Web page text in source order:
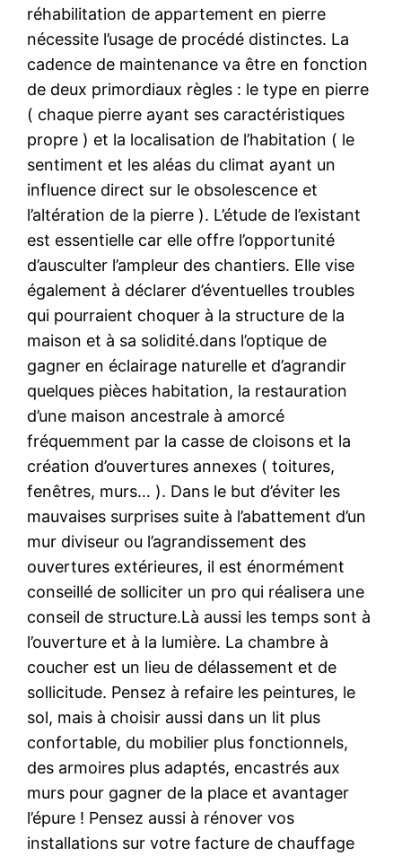
réhabilitation de appartement en pierre
nécessite l’usage de procédé distinctes. La
cadence de maintenance va être en fonction
de deux primordiaux règles : le type en pierre
( chaque pierre ayant ses caractéristiques
propre ) et la localisation de l’habitation ( le
sentiment et les aléas du climat ayant un
influence direct sur le obsolescence et
l’altération de la pierre ). L’étude de l’existant
est essentielle car elle offre l’opportunité
d’ausculter l’ampleur des chantiers. Elle vise
également à déclarer d’éventuelles troubles
qui pourraient choquer à la structure de la
maison et à sa solidité.dans l’optique de
gagner en éclairage naturelle et d’agrandir
quelques pièces habitation, la restauration
d’une maison ancestrale à amorcé
fréquemment par la casse de cloisons et la
création d’ouvertures annexes ( toitures,
fenêtres, murs… ). Dans le but d’éviter les
mauvaises surprises suite à l’abattement d’un
mur diviseur ou l’agrandissement des
ouvertures extérieures, il est énormément
conseillé de solliciter un pro qui réalisera une
conseil de structure.Là aussi les temps sont à
l’ouverture et à la lumière. La chambre à
coucher est un lieu de délassement et de
sollicitude. Pensez à refaire les peintures, le
sol, mais à choisir aussi dans un lit plus
confortable, du mobilier plus fonctionnels,
des armoires plus adaptés, encastrés aux
murs pour gagner de la place et avantager
l’épure ! Pensez aussi à rénover vos
installations sur votre facture de chauffage